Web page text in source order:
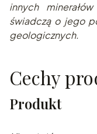
innych
świadczą o jego
geologicznych.
Cechy
Produkt